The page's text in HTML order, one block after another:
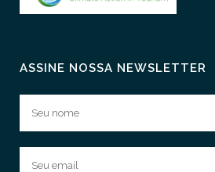
ASSINE NOSSA NEWSLETTER